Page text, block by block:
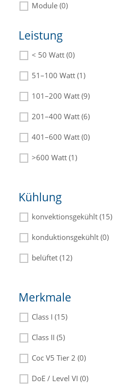
Module (0)
Die passenden Netzteile
Beschreibung.
Leistung
< 50 Watt (0)
51–100 Watt (1)
101–200 Watt (9)
201–400 Watt (6)
401–600 Watt (0)
>600 Watt (1)
Kühlung
konvektionsgekühlt (15)
konduktionsgekühlt (0)
belüftet (12)
Merkmale
Class I (15)
Class II (5)
Coc V5 Tier 2 (0)
DoE / Level VI (0)